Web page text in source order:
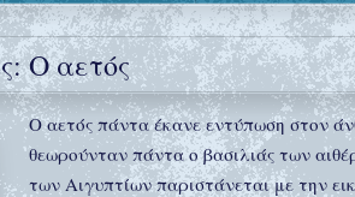
Ο αετός
Ο αετός πάντα έκανε εντύπωση στον
θεωρούνταν πάντα ο βασιλιάς των
των Αιγυπτίων παριστάνεται με την